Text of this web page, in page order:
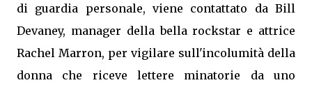
di guardia personale, viene contattato da Bill
Devaney, manager della bella rockstar e attrice
Rachel Marron, per vigilare sull'incolumità della
donna che riceve lettere minatorie da uno